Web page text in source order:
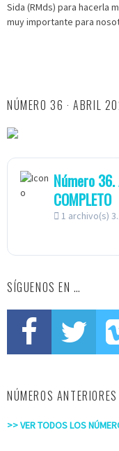
Sida (RMds) para hacerla
muy importante para
NÚMERO 36 · ABRIL
Número
COMPLETO
1 archivo(s)
SÍGUENOS EN …
NÚMEROS
>> VER TODOS LOS